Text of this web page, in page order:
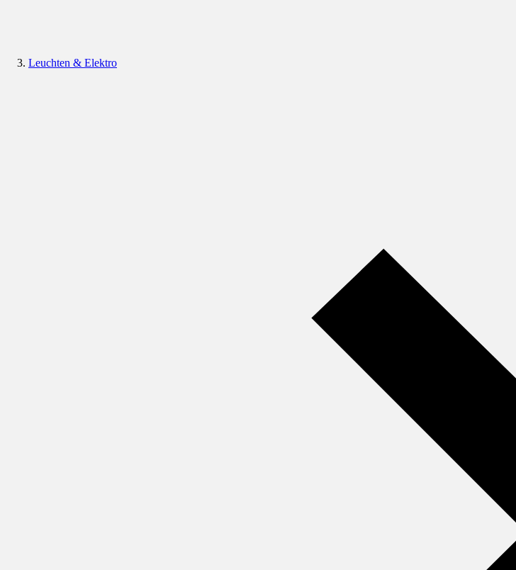
Leuchten & Elektro